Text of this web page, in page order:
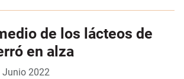
de los lácteos de
en alza
Junio 2022